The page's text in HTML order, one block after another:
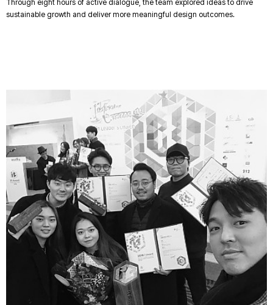
Through eight hours of active dialogue, the team explored ideas to drive
sustainable growth and deliver more meaningful design outcomes.